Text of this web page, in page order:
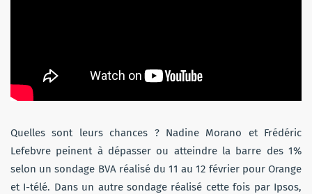
Quelles sont leurs chances ? Nadine Morano et Frédéric
Lefebvre peinent à dépasser ou atteindre la barre des 1%
selon un sondage BVA réalisé du 11 au 12 février pour Orange
et I-télé. Dans un autre sondage réalisé cette fois par Ipsos,